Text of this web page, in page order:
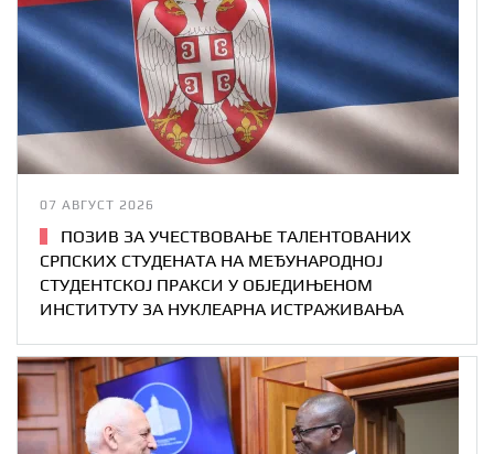
07 АВГУСТ 2026
ПОЗИВ ЗА УЧЕСТВОВАЊЕ ТАЛЕНТОВАНИХ
СРПСКИХ СТУДЕНАТА НА МЕЂУНАРОДНОЈ
СТУДЕНТСКОЈ ПРАКСИ У ОБЈЕДИЊЕНОМ
ИНСТИТУТУ ЗА НУКЛЕАРНА ИСТРАЖИВАЊА